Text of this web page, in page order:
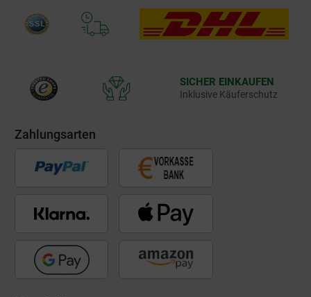
SICHER EINKAUFEN
Inklusive Käuferschutz
Zahlungsarten